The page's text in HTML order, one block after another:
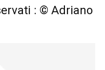
: © Adriano